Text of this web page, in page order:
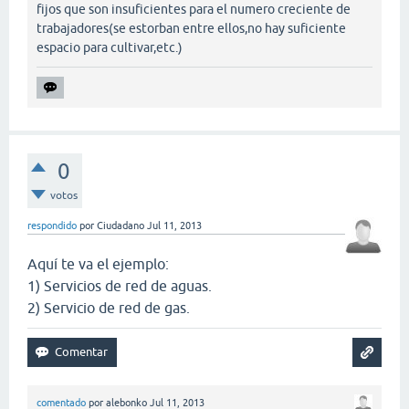
fijos que son insuficientes para el numero creciente de
trabajadores(se estorban entre ellos,no hay suficiente
espacio para cultivar,etc.)
0
votos
respondido por Ciudadano Jul 11, 2013
Aquí te va el ejemplo:
1) Servicios de red de aguas.
2) Servicio de red de gas.
comentado por alebonko Jul 11, 2013